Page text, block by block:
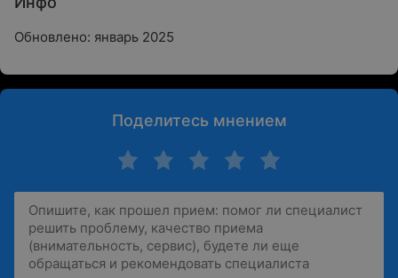
Обновлено: январь 2025
Поделитесь мнением